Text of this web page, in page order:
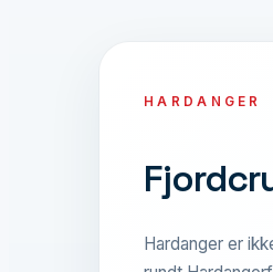
HARDANGER
Hardanger er